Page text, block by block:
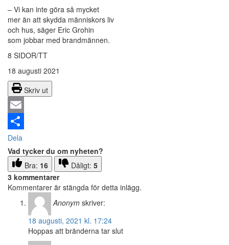
– Vi kan inte göra så mycket
mer än att skydda människors liv
och hus, säger Eric Grohin
som jobbar med brandmännen.
8 SIDOR/TT
18 augusti 2021
Skriv ut
Email
Dela
Vad tycker du om nyheten?
Bra: 16 Dåligt: 5
3 kommentarer
Kommentarer är stängda för detta inlägg.
Anonym skriver:
18 augusti, 2021 kl. 17:24
Hoppas att bränderna tar slut